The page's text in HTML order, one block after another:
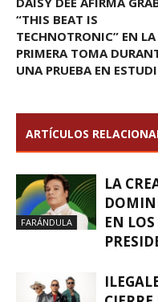
“THIS BEAT IS
TECHNOTRONIC” EN LA
PRIMERA TOMA
UNA PRUEBA EN
ARTÍCULOS
FARÁNDULA
LA
EN